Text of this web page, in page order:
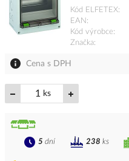
Kód ELFETEX
EAN
Kód výrobce
Značka
Cena s DPH
ks
5 dní 238 ks